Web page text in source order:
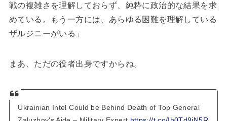
戦の複雑さを理解しておらず、純粋に政治的な結果を求
めている。もう一方には、あらゆる困難を理解している
ザルジニーがいる」
まあ、ただの役者出身ですからね。
Ukrainian Intel Could be Behind Death of Top General